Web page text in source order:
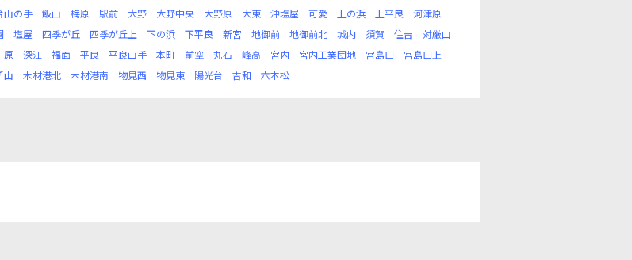
山の手 飯山 梅原 駅前 大野 大野中央 大野原 大東 沖塩屋 可愛 上の浜 上平良
河津原
塩屋 四季が丘 四季が丘上 下の浜 下平良 新宮 地御前 地御前北 城内 須賀 住吉
対厳山
原 深江 福面 平良 平良山手 本町 前空 丸石 峰高 宮内 宮内工業団地 宮島口
宮島口上
山 木材港北 木材港南 物見西 物見東 陽光台 吉和 六本松